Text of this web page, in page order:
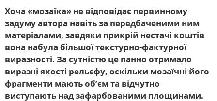
Хоча «мозаїка» не відповідає первинному
задуму автора навіть за передбаченими ним
матеріалами, завдяки прикрій нестачі коштів
вона набула більшої текстурно-фактурної
виразності. За сутністю це панно отримало
виразні якості рельєфу, оскільки мозаїчні його
фрагменти мають об’єм та відчутно
виступають над зафарбованими площинами.